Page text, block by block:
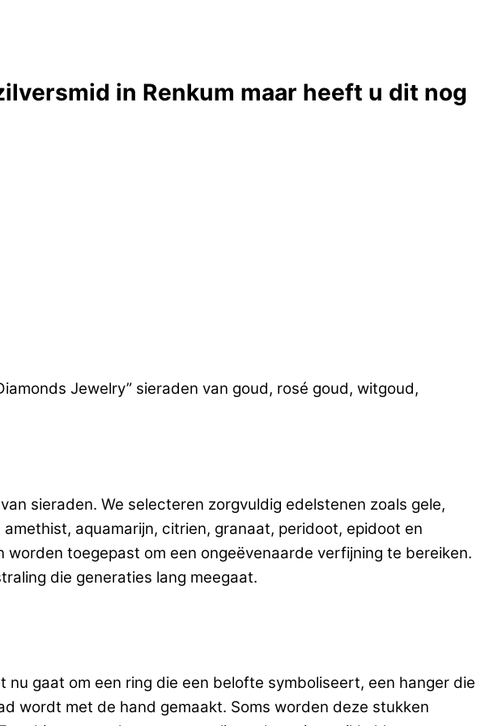
in Renkum maar heeft u dit nog
Jewelry” sieraden van goud, rosé goud, witgoud,
sieraden. We selecteren zorgvuldig edelstenen zoals gele,
aquamarijn, citrien, granaat, peridoot, epidoot en
toegepast om een ongeëvenaarde verfijning te bereiken.
die generaties lang meegaat.
gaat om een ring die een belofte symboliseert, een hanger die
wordt met de hand gemaakt. Soms worden deze stukken